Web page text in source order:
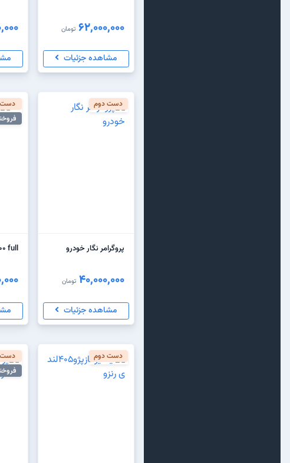
62,000,000 تومان
مشاهده جزئیات
دست دوم
پروگرامر نگار خودرو
40,000,000 تومان
مشاهده جزئیات
دست
full
دست دوم
دست